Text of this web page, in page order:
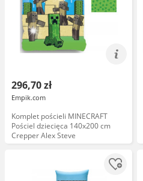
296,70 zł
Empik.com
Komplet pościeli MINECRAFT
Pościel dziecięca 140x200 cm
Crepper Alex Steve